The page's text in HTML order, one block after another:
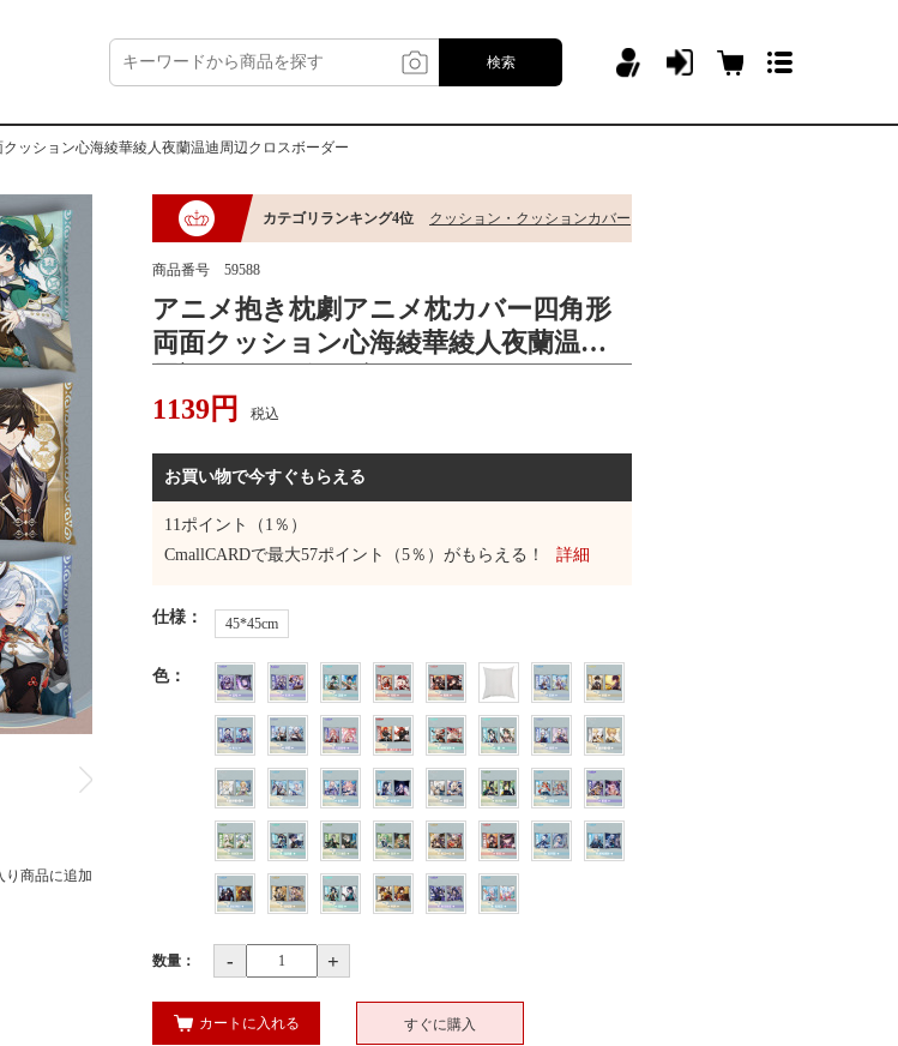
検索
ッション心海綾華綾人夜蘭温迪周辺クロスボーダー
り商品に追加
カテゴリランキング4位 クッション・クッションカバー
商品番号 59588
アニメ抱き枕劇アニメ枕カバー四角形
両面クッション心海綾華綾人夜蘭温迪
1139円 税込
お買い物で今すぐもらえる
11ポイント（1％）
CmallCARDで最大57ポイント（5％）がもらえる！ 詳細
仕様 ： 45*45cm
色：
数量： - +
カートに入れる すぐに購入